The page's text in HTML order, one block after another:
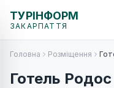
ТУРІНФОРМ
ЗАКАРПАТТЯ
Головна Розміщення
Готель Родос